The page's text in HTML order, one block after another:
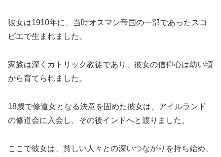
彼女は1910年に、当時オスマン帝国の一部であったスコ
ピエで生まれました。
家族は深くカトリック教徒であり、彼女の信仰心は幼い頃
から育てられました。
18歳で修道女となる決意を固めた彼女は、アイルランド
の修道会に入会し、その後インドへと渡りました。
ここで彼女は、貧しい人々との深いつながりを持ち始め、